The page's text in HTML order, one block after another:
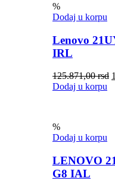
%
Dodaj u korpu
Lenovo
IRL
125.871,00rsd
Dodaj u korpu
%
Dodaj u korpu
LENOVO
G8 IAL